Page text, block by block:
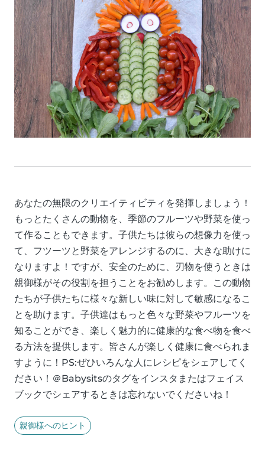
あなたの無限のクリエイティビティを発揮しましょう！
もっとたくさんの動物を、季節のフルーツや野菜を使っ
て作ることもできます。子供たちは彼らの想像力を使っ
て、フツーツと野菜をアレンジするのに、大きな助けに
なりますよ！ですが、安全のために、刃物を使うときは
親御様がその役割を担うことをお勧めします。この動物
たちが子供たちに様々な新しい味に対して敏感になるこ
とを助けます。子供達はもっと色々な野菜やフルーツを
知ることができ、楽しく魅力的に健康的な食べ物を食べ
る方法を提供します。皆さんが楽しく健康に食べられま
すように！PS:ぜひいろんな人にレシピをシェアしてく
ださい！＠Babysitsのタグをインスタまたはフェイス
ブックでシェアするときは忘れないでくださいね！
親御様へのヒント